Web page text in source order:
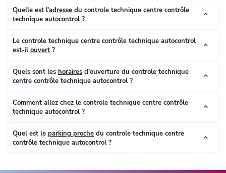
Quelle est l'adresse du controle technique centre contrôle
technique autocontrol ?
Le controle technique centre contrôle technique autocontrol
est-il ouvert ?
Quels sont les horaires d’ouverture du controle technique
centre contrôle technique autocontrol ?
Comment allez chez le controle technique centre contrôle
technique autocontrol ?
Quel est le parking proche du controle technique centre
contrôle technique autocontrol ?